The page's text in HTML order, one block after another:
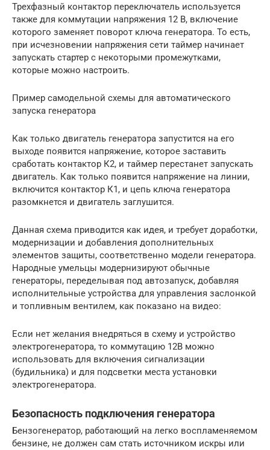
Трехфазный контактор переключатель используется
также для коммутации напряжения 12 В, включение
которого заменяет поворот ключа генератора. То есть,
при исчезновении напряжения сети таймер начинает
запускать стартер с некоторыми промежутками,
которые можно настроить.
Пример самодельной схемы для автоматического
запуска генератора
Как только двигатель генератора запустится на его
выходе появится напряжение, которое заставить
сработать контактор К2, и таймер перестанет запускать
двигатель. Как только появится напряжение на линии,
включится контактор К1, и цепь ключа генератора
разомкнется и двигатель заглушится.
Данная схема приводится как идея, и требует доработки,
модернизации и добавления дополнительных
элементов защиты, соответственно модели генератора.
Народные умельцы модернизируют обычные
генераторы, переделывая под автозапуск, добавляя
исполнительные устройства для управления заслонкой
и топливным вентилем, как показано на видео:
Если нет желания внедряться в схему и устройство
электрогенератора, то коммутацию 12В можно
использовать для включения сигнализации
(будильника) и для подсветки места установки
электрогенератора.
Безопасность подключения генератора
Бензогенератор, работающий на легко воспламеняемом
бензине, не должен сам стать источником искры или